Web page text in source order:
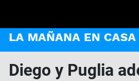
LA MAÑANA EN CASA
Diego y Puglia